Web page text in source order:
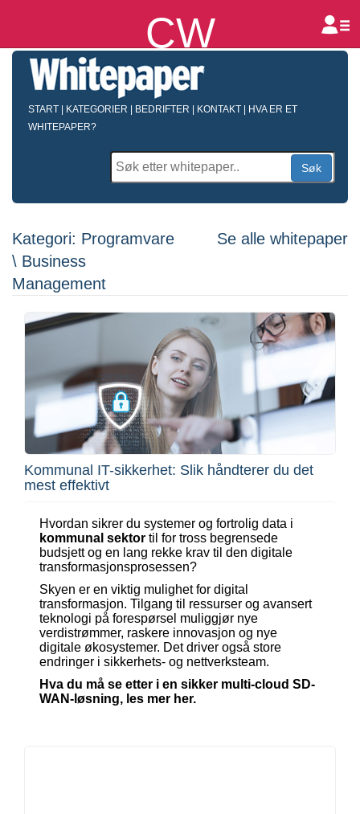
CW
START KATEGORIER BEDRIFTER KONTAKT
HVA ER ET
WHITEPAPER?
Søk
Kategori: Programvare
\ Business
Management
Se alle whitepaper
Kommunal IT-sikkerhet: Slik håndterer du det
mest effektivt
Hvordan sikrer du systemer og fortrolig data i
kommunal sektor til for tross begrensede
budsjett og en lang rekke krav til den digitale
transformasjonsprosessen?
Skyen er en viktig mulighet for digital
transformasjon. Tilgang til ressurser og avansert
teknologi på forespørsel muliggjør nye
verdistrømmer, raskere innovasjon og nye
digitale økosystemer. Det driver også store
endringer i sikkerhets- og nettverksteam.
Hva du må se etter i en sikker multi-cloud SD-
WAN-løsning, les mer her.